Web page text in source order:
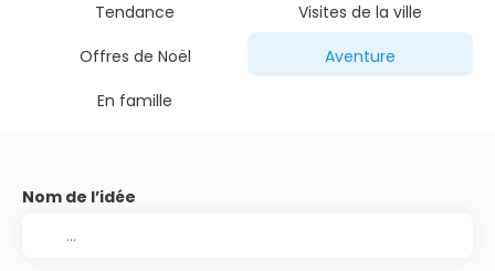
Tendance
Visites de la ville
Offres de Noël
Aventure
En famille
Nom de l’idée